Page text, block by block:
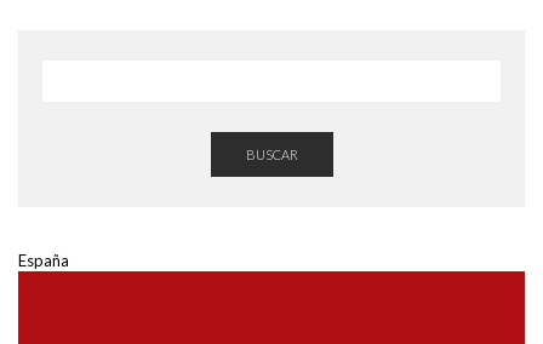
BUSCAR
España